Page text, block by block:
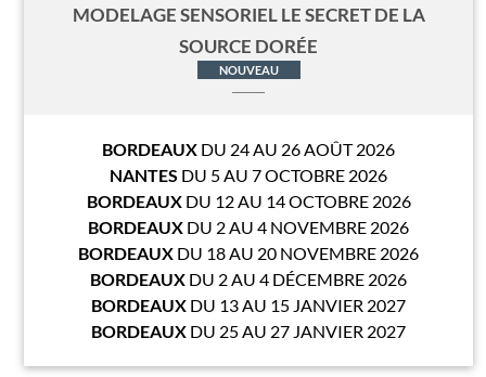
MODELAGE SENSORIEL LE SECRET DE LA
SOURCE DORÉE
NOUVEAU
BORDEAUX DU 24 AU 26 AOÛT 2026
NANTES DU 5 AU 7 OCTOBRE 2026
BORDEAUX DU 12 AU 14 OCTOBRE 2026
BORDEAUX DU 2 AU 4 NOVEMBRE 2026
BORDEAUX DU 18 AU 20 NOVEMBRE 2026
BORDEAUX DU 2 AU 4 DÉCEMBRE 2026
BORDEAUX DU 13 AU 15 JANVIER 2027
BORDEAUX DU 25 AU 27 JANVIER 2027